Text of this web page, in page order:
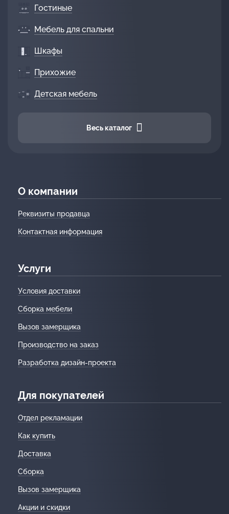
Гостиные
Мебель для спальни
Шкафы
Прихожие
Детская мебель
Весь каталог
О компании
Реквизиты продавца
Контактная информация
Услуги
Условия доставки
Сборка мебели
Вызов замерщика
Производство на заказ
Разработка дизайн-проекта
Для покупателей
Отдел рекламации
Как купить
Доставка
Сборка
Вызов замерщика
Акции и скидки